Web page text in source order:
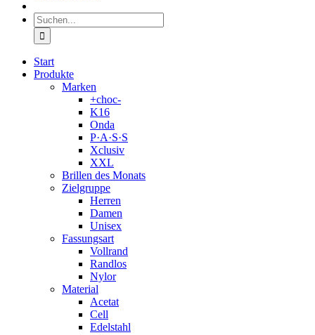
Suche
nach:
Start
Produkte
Marken
+choc-
K16
Onda
P·A·S·S
Xclusiv
XXL
Brillen des Monats
Zielgruppe
Herren
Damen
Unisex
Fassungsart
Vollrand
Randlos
Nylor
Material
Acetat
Cell
Edelstahl